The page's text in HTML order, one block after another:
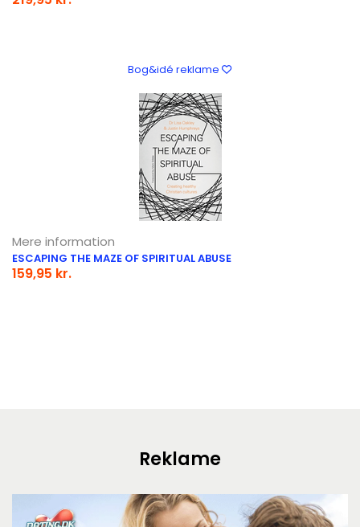
Bog&idé reklame
Mere information
ESCAPING THE MAZE OF SPIRITUAL ABUSE
159,95 kr.
Reklame